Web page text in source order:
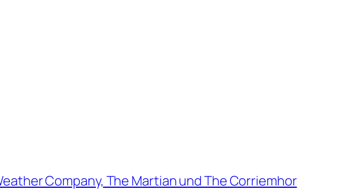
Company, The Martian und The Corriemhor